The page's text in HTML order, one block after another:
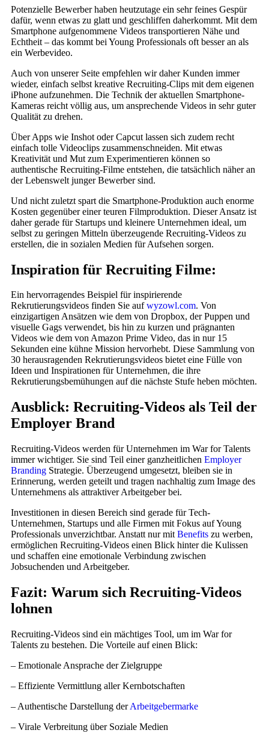
Potenzielle Bewerber haben heutzutage ein sehr feines Gespür
dafür, wenn etwas zu glatt und geschliffen daherkommt. Mit dem
Smartphone aufgenommene Videos transportieren Nähe und
Echtheit – das kommt bei Young Professionals oft besser an als
ein Werbevideo.
Auch von unserer Seite empfehlen wir daher Kunden immer
wieder, einfach selbst kreative Recruiting-Clips mit dem eigenen
iPhone aufzunehmen. Die Technik der aktuellen Smartphone-
Kameras reicht völlig aus, um ansprechende Videos in sehr guter
Qualität zu drehen.
Über Apps wie Inshot oder Capcut lassen sich zudem recht
einfach tolle Videoclips zusammenschneiden. Mit etwas
Kreativität und Mut zum Experimentieren können so
authentische Recruiting-Filme entstehen, die tatsächlich näher an
der Lebenswelt junger Bewerber sind.
Und nicht zuletzt spart die Smartphone-Produktion auch enorme
Kosten gegenüber einer teuren Filmproduktion. Dieser Ansatz ist
daher gerade für Startups und kleinere Unternehmen ideal, um
selbst zu geringen Mitteln überzeugende Recruiting-Videos zu
erstellen, die in sozialen Medien für Aufsehen sorgen.
Inspiration für Recruiting Filme:
Ein hervorragendes Beispiel für inspirierende
Rekrutierungsvideos finden Sie aufwyzowl.com. Von
einzigartigen Ansätzen wie dem von Dropbox, der Puppen und
visuelle Gags verwendet, bis hin zu kurzen und prägnanten
Videos wie dem von Amazon Prime Video, das in nur 15
Sekunden eine kühne Mission hervorhebt. Diese Sammlung von
30 herausragenden Rekrutierungsvideos bietet eine Fülle von
Ideen und Inspirationen für Unternehmen, die ihre
Rekrutierungsbemühungen auf die nächste Stufe heben möchten.
Ausblick: Recruiting-Videos als Teil der
Employer Brand
Recruiting-Videos werden für Unternehmen im War for Talents
immer wichtiger. Sie sind Teil einer ganzheitlichen Employer
Branding Strategie. Überzeugend umgesetzt, bleiben sie in
Erinnerung, werden geteilt und tragen nachhaltig zum Image des
Unternehmens als attraktiver Arbeitgeber bei.
Investitionen in diesen Bereich sind gerade für Tech-
Unternehmen, Startups und alle Firmen mit Fokus auf Young
Professionals unverzichtbar. Anstatt nur mit Benefits zu werben,
ermöglichen Recruiting-Videos einen Blick hinter die Kulissen
und schaffen eine emotionale Verbindung zwischen
Jobsuchenden und Arbeitgeber.
Fazit: Warum sich Recruiting-Videos
lohnen
Recruiting-Videos sind ein mächtiges Tool, um im War for
Talents zu bestehen. Die Vorteile auf einen Blick:
– Emotionale Ansprache der Zielgruppe
– Effiziente Vermittlung aller Kernbotschaften
– Authentische Darstellung derArbeitgebermarke
– Virale Verbreitung über Soziale Medien